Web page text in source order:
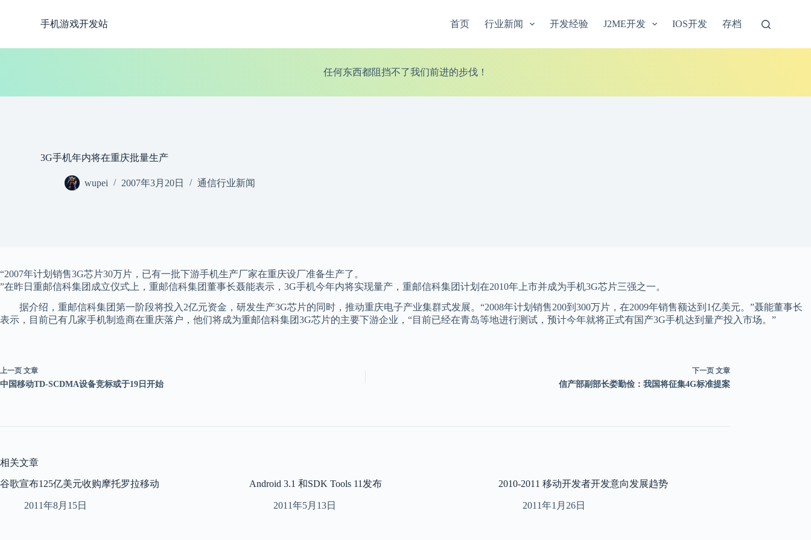
容
手机游戏开发站 首页 行业新闻 开发经验 J2ME开发 IOS开发 存档
任何东西都阻挡不了我们前进的步伐！
3G手机年内将在重庆批量生产
wupei 2007年3月20日 通信行业新闻
“2007年计划销售3G芯片30万片，已有一批下游手机生产厂家在重庆设厂准备生产了。
”在昨日重邮信科集团成立仪式上，重邮信科集团董事长聂能表示，3G手机今年内将实现量产，重邮信科集团计划在2010年上市并成为手机3G芯片三强之一。
据介绍，重邮信科集团第一阶段将投入2亿元资金，研发生产3G芯片的同时，推动重庆电子产业集群式发展。“2008年计划销售200到300万片，在2009年销售额达到1亿美元。”聂能董事长
表示，目前已有几家手机制造商在重庆落户，他们将成为重邮信科集团3G芯片的主要下游企业，“目前已经在青岛等地进行测试，预计今年就将正式有国产3G手机达到量产投入市场。”
上一页 文章
中国移动TD-SCDMA设备竞标或于19日开始
下一页 文章
信产部副部长娄勤俭：我国将征集4G标准提案
相关文章
谷歌宣布125亿美元收购摩托罗拉移动
2011年8月15日
Android 3.1 和SDK Tools 11发布
2011年5月13日
2010-2011 移动开发者开发意向发展趋势
2011年1月26日